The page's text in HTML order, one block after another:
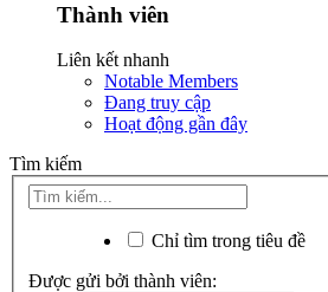
Thành viên
Liên kết nhanh
Notable Members
Đang truy cập
Hoạt động gần đây
Tìm kiếm
Chỉ tìm trong tiêu đề
Được gửi bởi thành viên: